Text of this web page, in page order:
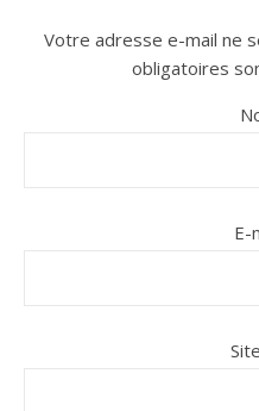
sur
sur
Votre adresse e-mail ne
obligatoires
E-